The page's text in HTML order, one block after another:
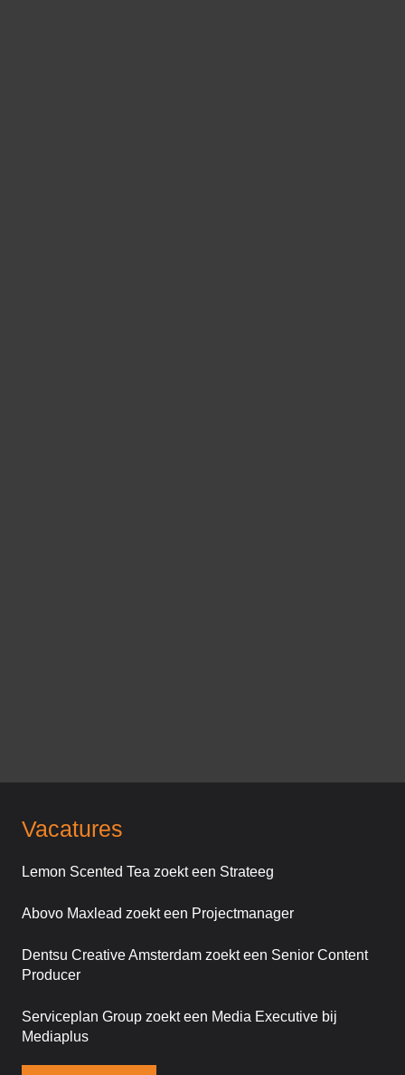
Vacatures
Lemon Scented Tea zoekt een Strateeg
Abovo Maxlead zoekt een Projectmanager
Dentsu Creative Amsterdam zoekt een Senior Content
Producer
Serviceplan Group zoekt een Media Executive bij
Mediaplus